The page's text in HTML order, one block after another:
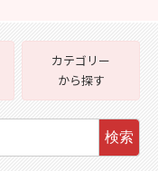
カテゴリー
から探す
検索